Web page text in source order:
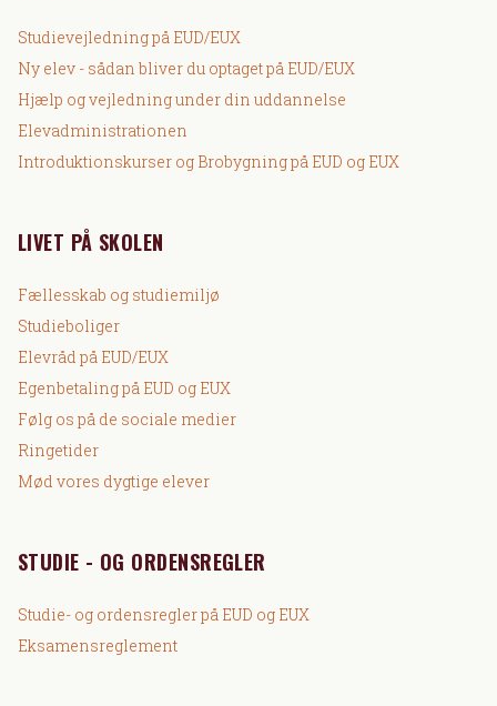
Studievejledning på EUD/EUX
Ny elev - sådan bliver du optaget på EUD/EUX
Hjælp og vejledning under din uddannelse
Elevadministrationen
Introduktionskurser og Brobygning på EUD og EUX
LIVET PÅ SKOLEN
Fællesskab og studiemiljø
Studieboliger
Elevråd på EUD/EUX
Egenbetaling på EUD og EUX
Følg os på de sociale medier
Ringetider
Mød vores dygtige elever
STUDIE - OG ORDENSREGLER
Studie- og ordensregler på EUD og EUX
Eksamensreglement